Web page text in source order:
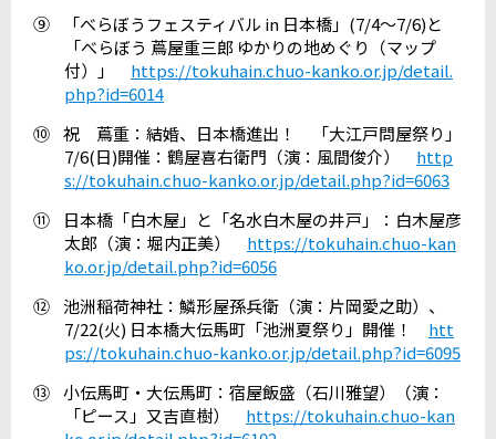
⑨
「べらぼうフェスティバル in 日本橋」 (7/4～7/6)と
「べらぼう 蔦屋重三郎 ゆかりの地めぐり（マップ
付）」 https://tokuhain.chuo-kanko.or.jp/detail.
php?id=6014
⑩ 祝 蔦重：結婚、日本橋進出！ 「大江戸問屋祭り」
7/6(日)開催：鶴屋喜右衛門（演：風間俊介） http
s://tokuhain.chuo-kanko.or.jp/detail.php?id=6063
⑪
日本橋「白木屋」と「名水白木屋の井戸」：白木屋彦
太郎（演：堀内正美） https://tokuhain.chuo-kan
ko.or.jp/detail.php?id=6056
⑫ 池洲稲荷神社：鱗形屋孫兵衛（演：片岡愛之助）、
7/22(火) 日本橋大伝馬町「池洲夏祭り」開催！ htt
ps://tokuhain.chuo-kanko.or.jp/detail.php?id=6095
⑬ 小伝馬町・大伝馬町：宿屋飯盛（石川雅望）（演：
「ピース」又吉直樹） https://tokuhain.chuo-kan